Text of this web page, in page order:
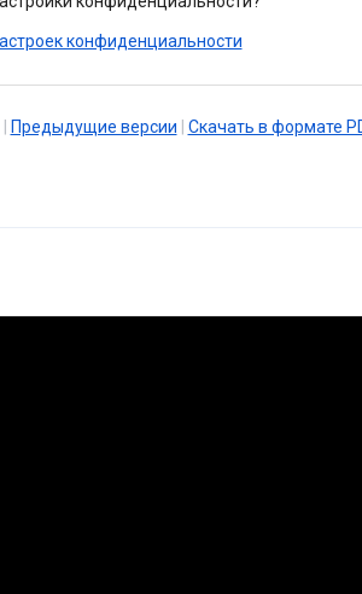
конфиденциальности
Предыдущие версии Скачать в формате